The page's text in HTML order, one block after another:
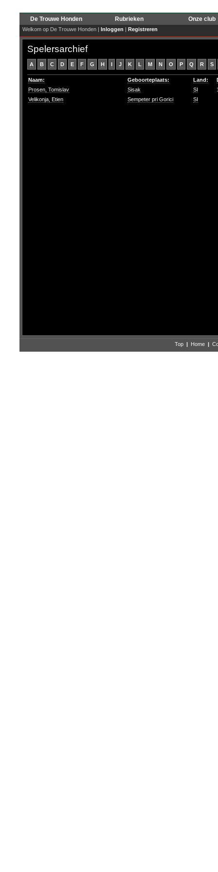
De Trouwe Honden Rubrieken Onze club
Welkom op De Trouwe Honden | Inloggen | Registreren
Spelersarchief
A B C D E F G H I J K L M N O P Q R S
Naam: Geboorteplaats: Land:
Prosen, Tomislav
Sisak SI
Velikonja, Etien
Sempeter pri Gorici SI
Top | Home |